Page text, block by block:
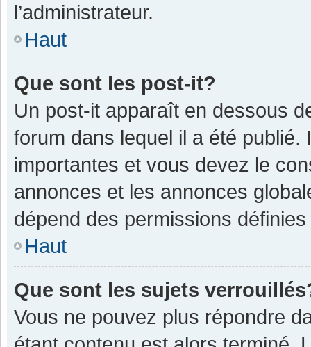
l’administrateur.
Haut
Que sont les post-it?
Un post-it apparaît en dessous
forum dans lequel il a été
importantes et vous devez le
annonces et les annonces
dépend des permissions définies
Haut
Que sont les sujets
Vous ne pouvez plus répondre